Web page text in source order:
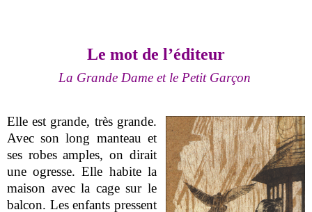
Le mot de l’éditeur
La Grande Dame et le Petit Garçon
Elle est grande, très grande.
Avec son long manteau et
ses robes amples, on dirait
une ogresse. Elle habite la
maison avec la cage sur le
balcon. Les enfants pressent